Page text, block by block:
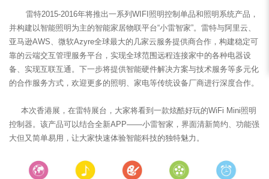
雷特2015-2016年将推出一系列WIFI照明控制单品和照明系统产品，
并构建以智能照明为主的智能家居物联平台“小雷智家”。雷特与阿里云、
亚马逊AWS、微软Azyre全球最大的几家云服务提供商合作，构建稳定可
靠的云端交互管理服务平台，实现全球范围远程连接家中的各种电器设
备、实现互联互通。下一步将提供智能硬件解决方案与技术服务等多元化
的合作服务方式，欢迎更多的照明、家电等传统设备厂商进行深度合作。
本次香港展，在雷特展台，大家将看到一款炫酷好玩的WiFi Mini照明
控制器。该产品可以结合全新APP——小雷智家，界面清新简约、功能强
大但又简单易用，让大家快速体验智能科技的独特魅力。